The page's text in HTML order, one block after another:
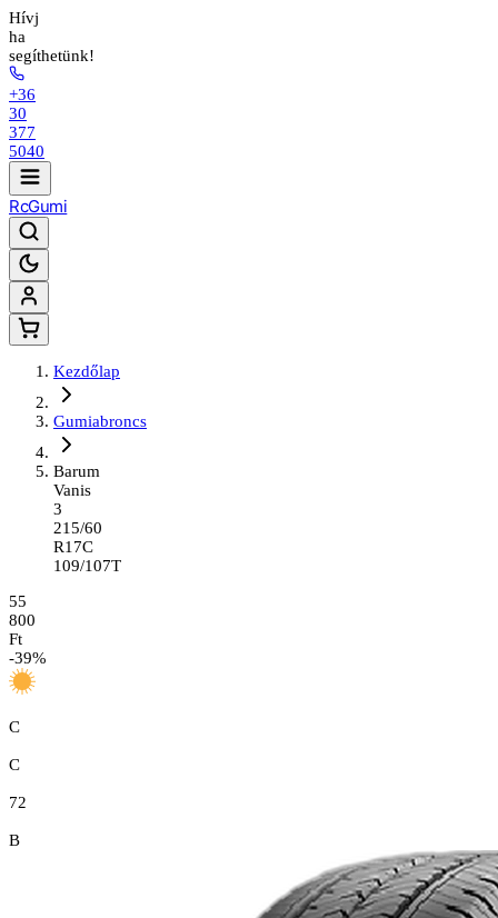
Hívj
ha
segíthetünk!
+36
30
377
5040
RcGumi
Kezdőlap
Gumiabroncs
Barum
Vanis
3
215/60
R17C
109/107T
55
800
Ft
-39%
C
C
72
B